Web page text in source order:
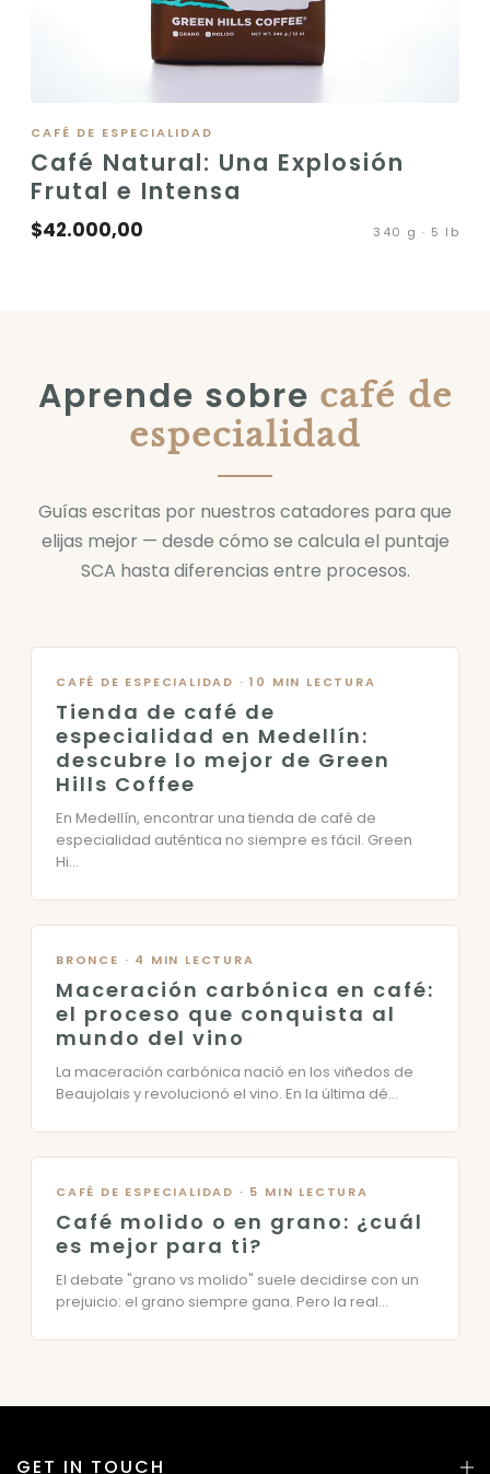
VER PRODUCTO
CAFÉ DE ESPECIALIDAD
Café Natural: Una Explosión
Frutal e Intensa
$42.000,00 340 g · 5 lb
Aprende sobre café de
especialidad
Guías escritas por nuestros catadores para que
elijas mejor — desde cómo se calcula el puntaje
SCA hasta diferencias entre procesos.
CAFÉ DE ESPECIALIDAD · 10 MIN LECTURA
Tienda de café de
especialidad en Medellín:
descubre lo mejor de Green
Hills Coffee
En Medellín, encontrar una tienda de café de
especialidad auténtica no siempre es fácil. Green
Hi...
BRONCE · 4 MIN LECTURA
Maceración carbónica en café:
el proceso que conquista al
mundo del vino
La maceración carbónica nació en los viñedos de
Beaujolais y revolucionó el vino. En la última dé...
CAFÉ DE ESPECIALIDAD · 5 MIN LECTURA
Café molido o en grano: ¿cuál
es mejor para ti?
El debate "grano vs molido" suele decidirse con un
prejuicio: el grano siempre gana. Pero la real...
GET IN TOUCH